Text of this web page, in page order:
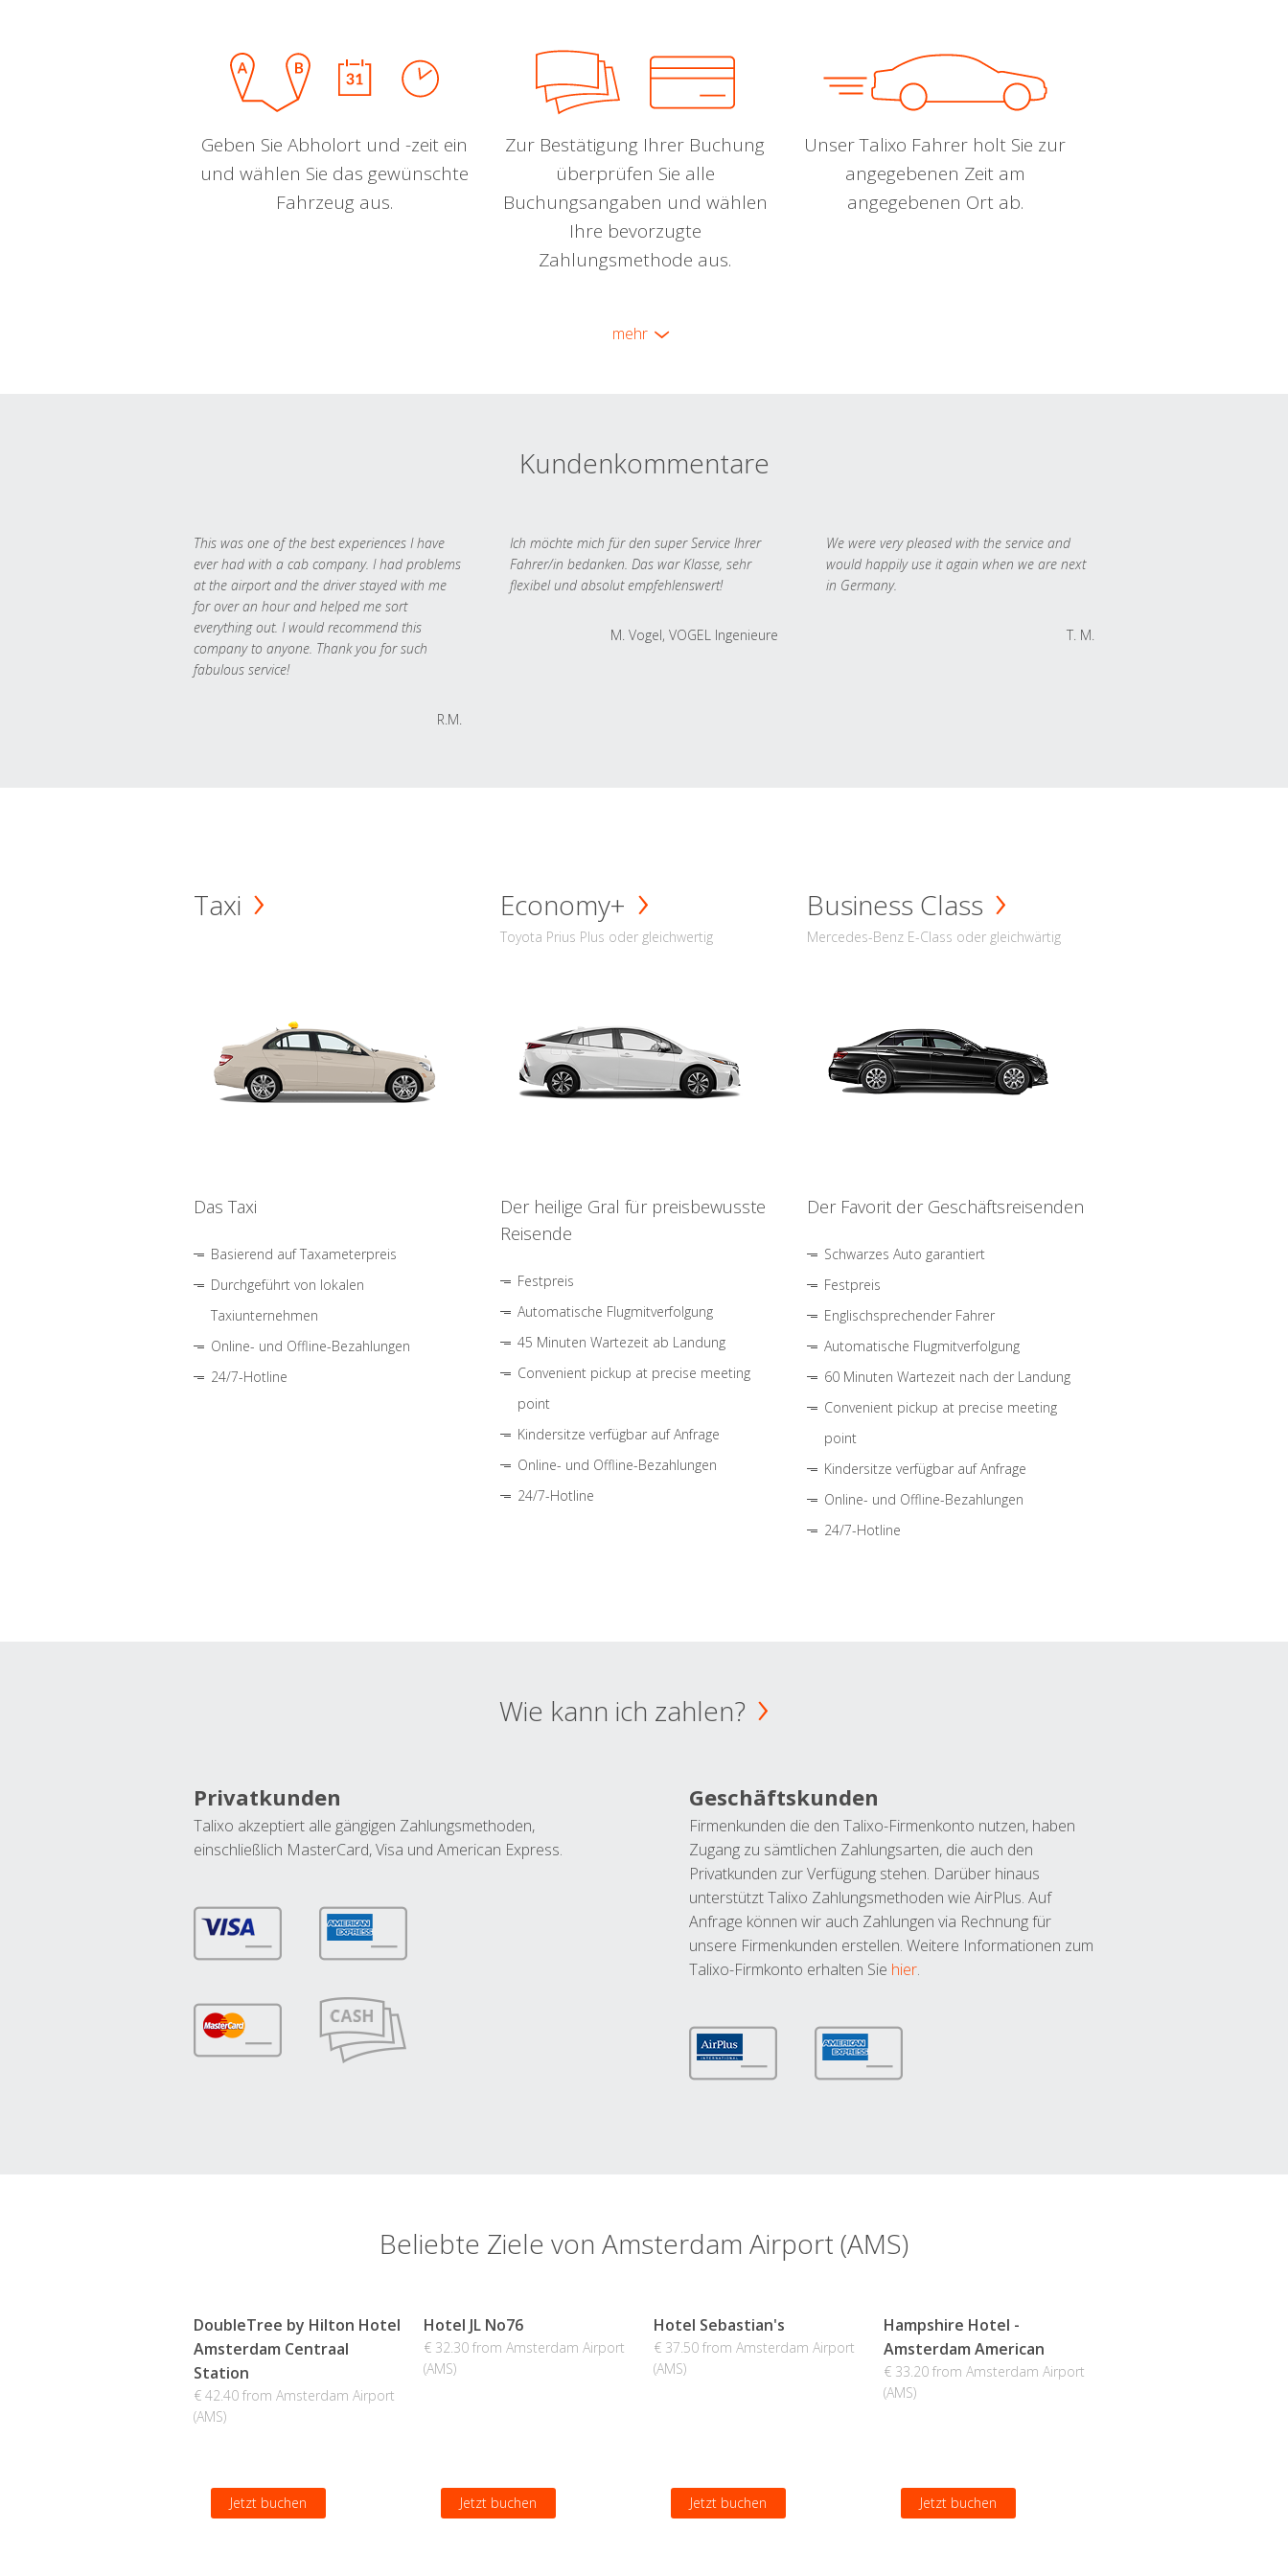
Geben Sie Abholort und -zeit ein
und wählen Sie das gewünschte
Fahrzeug aus.
Zur Bestätigung Ihrer Buchung
überprüfen Sie alle
Buchungsangaben und wählen
Ihre bevorzugte
Zahlungsmethode aus.
Unser Talixo Fahrer holt Sie zur
angegebenen Zeit am
angegebenen Ort ab.
mehr
Kundenkommentare
This was one of the best experiences I have
ever had with a cab company. I had problems
at the airport and the driver stayed with me
for over an hour and helped me sort
everything out. I would recommend this
company to anyone. Thank you for such
fabulous service!
R.M.
Ich möchte mich für den super Service Ihrer
Fahrer/in bedanken. Das war Klasse, sehr
flexibel und absolut empfehlenswert!
M. Vogel, VOGEL Ingenieure
We were very pleased with the service and
would happily use it again when we are next
in Germany.
T. M.
Taxi
Das Taxi
Basierend auf Taxameterpreis
Durchgeführt von lokalen
Taxiunternehmen
Online- und Offline-Bezahlungen
24/7-Hotline
Economy+
Toyota Prius Plus oder gleichwertig
Der heilige Gral für preisbewusste
Reisende
Festpreis
Automatische Flugmitverfolgung
45 Minuten Wartezeit ab Landung
Convenient pickup at precise meeting
point
Kindersitze verfügbar auf Anfrage
Online- und Offline-Bezahlungen
24/7-Hotline
Business Class
Mercedes-Benz E-Class oder gleichwärtig
Der Favorit der Geschäftsreisenden
Schwarzes Auto garantiert
Festpreis
Englischsprechender Fahrer
Automatische Flugmitverfolgung
60 Minuten Wartezeit nach der Landung
Convenient pickup at precise meeting
point
Kindersitze verfügbar auf Anfrage
Online- und Offline-Bezahlungen
24/7-Hotline
Wie kann ich zahlen?
Privatkunden
Talixo akzeptiert alle gängigen Zahlungsmethoden,
einschließlich MasterCard, Visa und American Express.
Geschäftskunden
Firmenkunden die den Talixo-Firmenkonto nutzen, haben
Zugang zu sämtlichen Zahlungsarten, die auch den
Privatkunden zur Verfügung stehen. Darüber hinaus
unterstützt Talixo Zahlungsmethoden wie AirPlus. Auf
Anfrage können wir auch Zahlungen via Rechnung für
unsere Firmenkunden erstellen. Weitere Informationen zum
Talixo-Firmkonto erhalten Sie hier.
Beliebte Ziele von Amsterdam Airport (AMS)
DoubleTree by Hilton Hotel
Amsterdam Centraal
Station
€ 42.40 from Amsterdam Airport
(AMS)
Jetzt buchen
Hotel JL No76
€ 32.30 from Amsterdam Airport
(AMS)
Jetzt buchen
Hotel Sebastian's
€ 37.50 from Amsterdam Airport
(AMS)
Jetzt buchen
Hampshire Hotel -
Amsterdam American
€ 33.20 from Amsterdam Airport
(AMS)
Jetzt buchen